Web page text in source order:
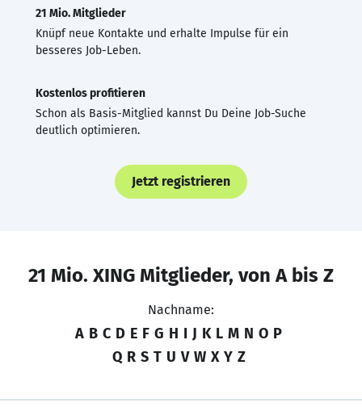
21 Mio. Mitglieder
Knüpf neue Kontakte und erhalte Impulse für ein
besseres Job-Leben.
Kostenlos profitieren
Schon als Basis-Mitglied kannst Du Deine Job-Suche
deutlich optimieren.
Jetzt registrieren
21 Mio. XING Mitglieder, von A bis Z
Nachname:
A B C D E F G H I J K L M N O P
Q R S T U V W X Y Z